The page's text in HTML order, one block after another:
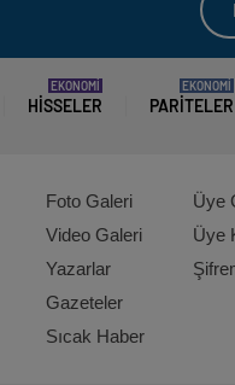
HISSELER
EKONOMİ
PARITELER
EKONOMİ
Foto Galeri
Video Galeri
Yazarlar
Gazeteler
Sıcak Haber
Üye
Üye